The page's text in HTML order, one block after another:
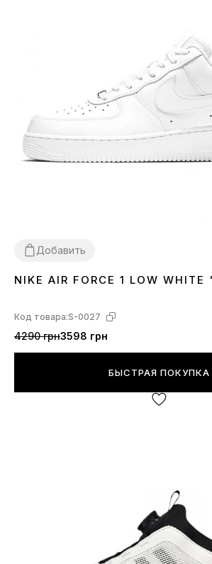
Добавить
3637 38 39 40414243 444546
NIKE AIR FORCE 1 LOW WHITE
Код товара:S-0027
4290 грн3598 грн
БЫСТРАЯ ПОКУПКА